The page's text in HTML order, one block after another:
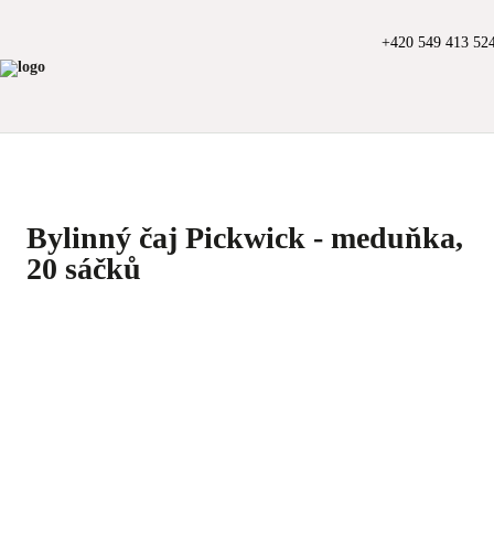
+420 549 413
Bylinný čaj Pickwick - meduňka,
20 sáčků